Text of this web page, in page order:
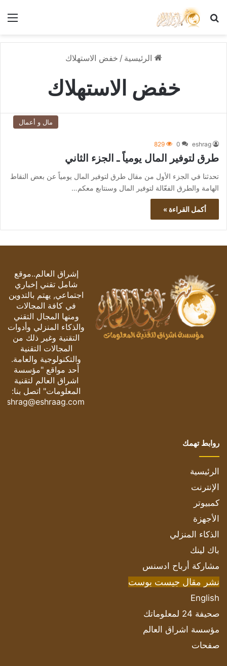
بحث عن
الرئيسية / خفض الاستهلاك
خفض الاستهلاك
مال و أعمال
eshrag
0
829
طرق لتوفير المال يومياً ـ الجزء الثاني
تحدثنا في الجزء الأول من مقال طرق لتوفير المال يومياً عن بعض النقاط
الهامة والطرق الفعّالة لتوفير المال وسنتابع معكم…
أكمل القراءة »
إشراق العالم..موقع
شامل تقني إخباري
اجتماعي, يهتم بالتدوين
في كافة المجالات
ومنها المجال التقني
والذكاء المنزلي وأدوات
التقنية وغير ذلك من
المجالات التقنية
والتكنولوجية والعامة.
أحد مواقع "مؤسسة
اشراق العالم لتقنية
المعلومات" اتصل بنا:
eshrag@eshraag.com
روابط تهمك
الرئيسية
الإنترنت
كمبيوتر
الأجهزة
الذكاء المنزلي
باك لينك
مشاركة أرباح ادسنس
نشر مقال جيست بوست
English
صحيفة 24 لمعلوماتك
مؤسسة اشراق العالم
صفحات